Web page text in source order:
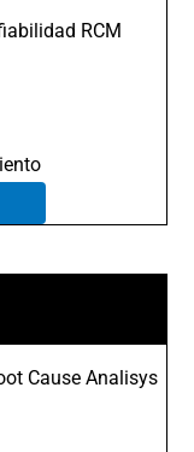
RCM
Cause Analisys